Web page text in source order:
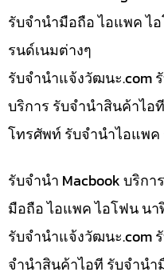
รับจำนำมือถือ ไอแพค ไ
รนด์เนมต่างๆ
รับจํานําแจ้งวัฒนะ.com
บริการ รับจำนำสินค้าไอ
โทรศัพท์ รับจำนำไอแพค
รับจำนำ Macbook บริก
มือถือ ไอแพค ไอโฟน น
รับจํานําแจ้งวัฒนะ.com
จำนำสินค้าไอที รับจำน